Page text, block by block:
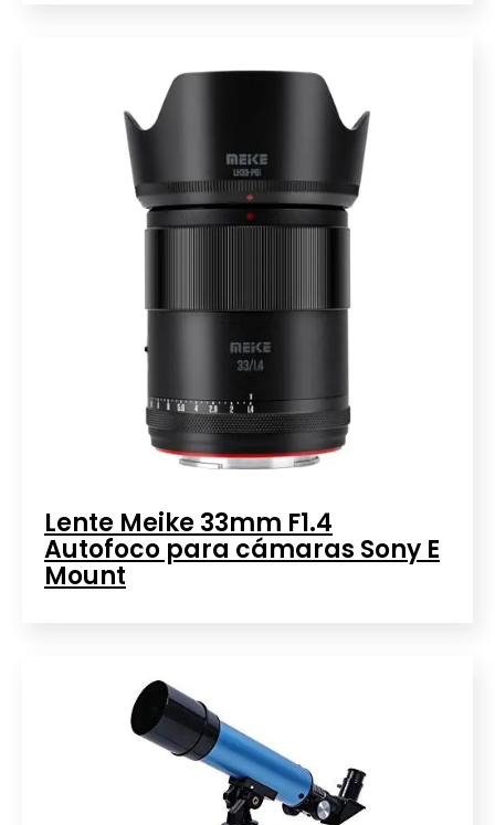
Lente Meike 33mm F1.4
Autofoco para cámaras Sony E
Mount